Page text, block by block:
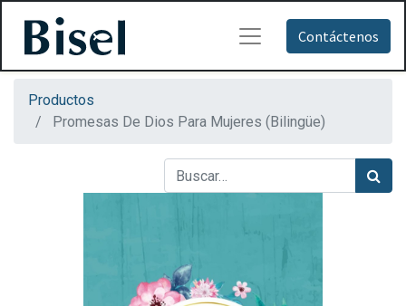
Contáctenos
Productos
Promesas De Dios Para Mujeres (Bilingüe)